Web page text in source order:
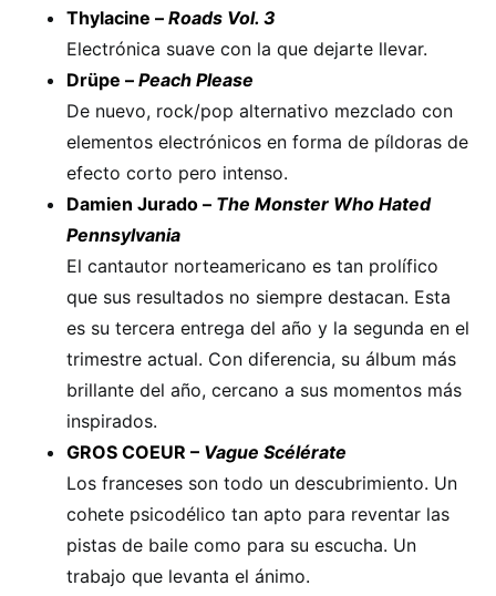
Thylacine – Roads Vol. 3
Electrónica suave con la que dejarte llevar.
Drüpe – Peach Please
De nuevo, rock/pop alternativo mezclado con
elementos electrónicos en forma de píldoras de
efecto corto pero intenso.
Damien Jurado – The Monster Who Hated
Pennsylvania
El cantautor norteamericano es tan prolífico
que sus resultados no siempre destacan. Esta
es su tercera entrega del año y la segunda en el
trimestre actual. Con diferencia, su álbum más
brillante del año, cercano a sus momentos más
inspirados.
GROS COEUR – Vague Scélérate
Los franceses son todo un descubrimiento. Un
cohete psicodélico tan apto para reventar las
pistas de baile como para su escucha. Un
trabajo que levanta el ánimo.